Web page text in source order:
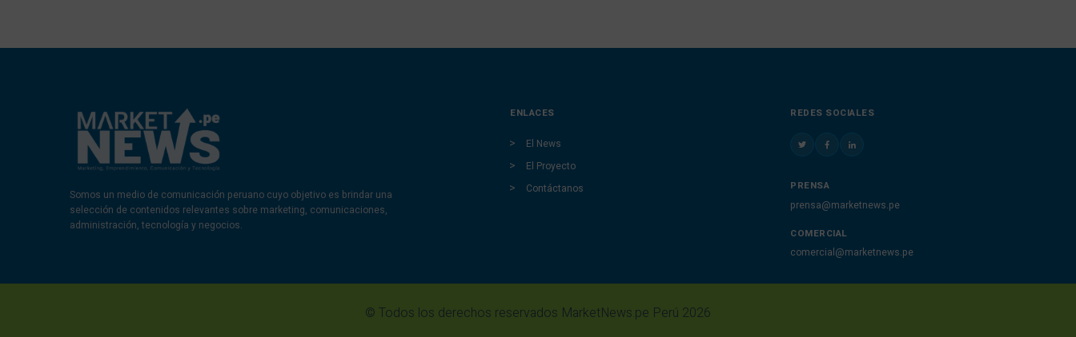
Somos un medio de comunicación peruano cuyo objetivo es brindar una
selección de contenidos relevantes sobre marketing, comunicaciones,
administración, tecnología y negocios.
ENLACES
El News
El Proyecto
Contáctanos
REDES SOCIALES
PRENSA
prensa@marketnews.pe
COMERCIAL
comercial@marketnews.pe
© Todos los derechos reservados MarketNews.pe Perú 2026